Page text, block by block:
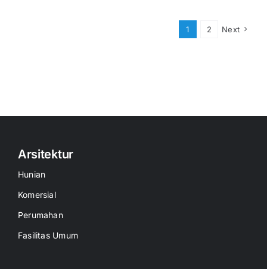
1 2 Next
Arsitektur
Hunian
Komersial
Perumahan
Fasilitas Umum